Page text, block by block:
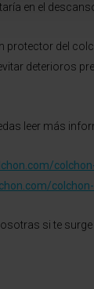
en el
protector del
deterioros
leer más
si te